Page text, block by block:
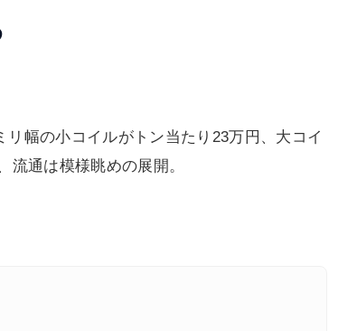
幅の小コイルがトン当たり23万円、大コイ
通は模様眺めの展開。